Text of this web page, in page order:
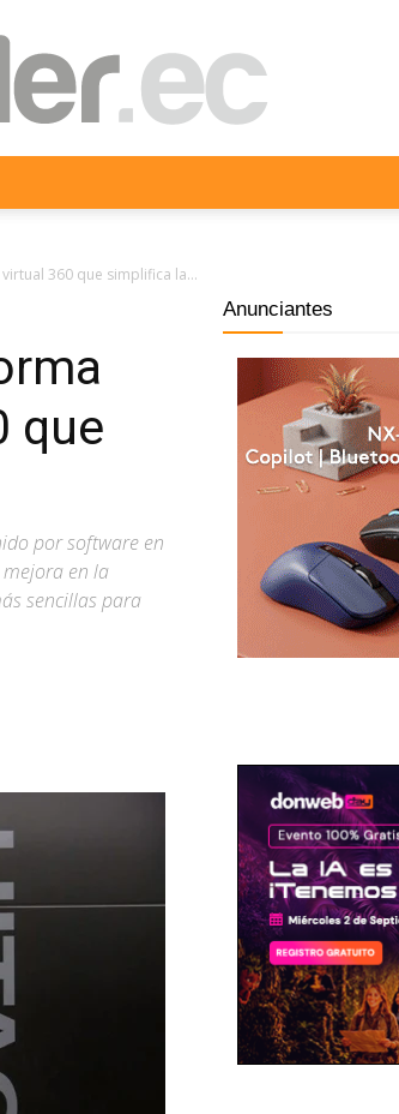
360 que simplifica la...
que
por software en
en la
sencillas para
Anunciantes